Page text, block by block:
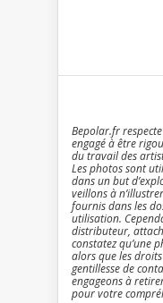
Bepolar.fr
engagé à être
du travail des
Les photos sont
dans un but
veillons à
fournis dans les
utilisation.
distributeur,
constatez qu’une
alors que les
gentillesse de
engageons à
pour votre